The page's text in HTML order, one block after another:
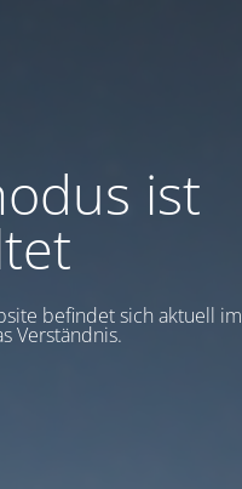
ist
befindet sich aktuell im
Verständnis.